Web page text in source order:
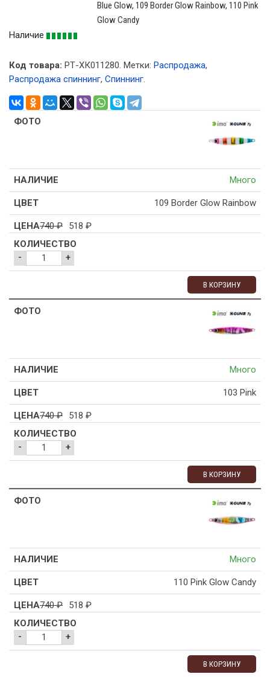
Blue Glow, 109 Border Glow Rainbow, 110 Pink
Glow Candy
Наличие
Код товара: РТ-ХК011280. Метки: Распродажа,
Распродажа спиннинг, Спиннинг.
Много
109 Border Glow Rainbow
740₽ 518 ₽
- +
В КОРЗИНУ
Много
103 Pink
740₽ 518 ₽
- +
В КОРЗИНУ
Много
110 Pink Glow Candy
740₽ 518 ₽
- +
В КОРЗИНУ